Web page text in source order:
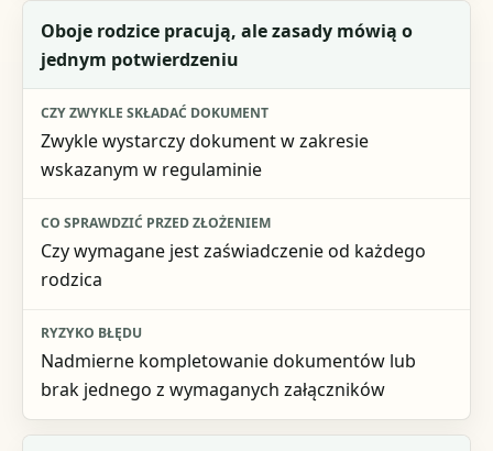
Oboje rodzice pracują, ale zasady mówią o
jednym potwierdzeniu
Zwykle wystarczy dokument w zakresie
wskazanym w regulaminie
Czy wymagane jest zaświadczenie od każdego
rodzica
Nadmierne kompletowanie dokumentów lub
brak jednego z wymaganych załączników